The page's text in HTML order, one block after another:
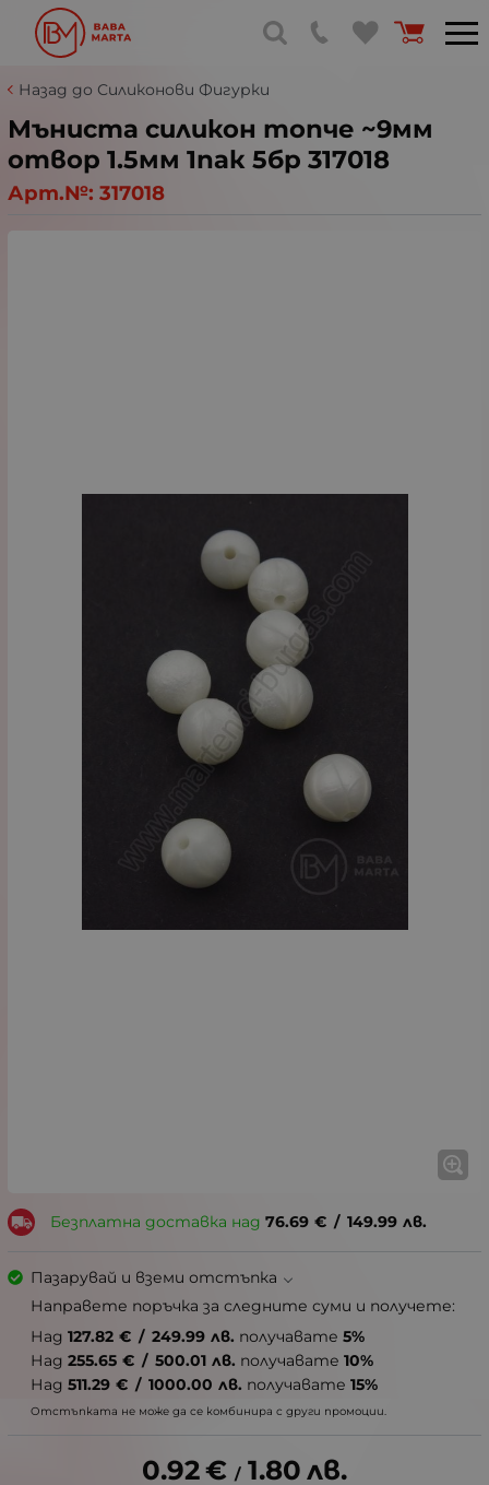
Назад до Силиконови Фигурки
Мъниста силикон топче ~9мм
отвор 1.5мм 1пак 5бр 317018
Арт.№: 317018
Безплатна доставка над 76.69 € / 149.99 лв.
Пазарувай и вземи отстъпка
Направете поръчка за следните суми и получете:
Над 127.82 € / 249.99 лв. получавате 5%
Над 255.65 € / 500.01 лв. получавате 10%
Над 511.29 € / 1000.00 лв. получавате 15%
Отстъпката не може да се комбинира с други промоции.
0.92€ / 1.80 лв.